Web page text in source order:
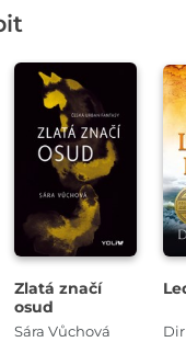
Zlatá značí
osud
Sára Vůchová